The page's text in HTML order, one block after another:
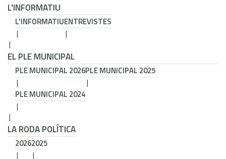
L'INFORMATIU
L'INFORMATIUENTREVISTES
EL PLE MUNICIPAL
PLE MUNICIPAL 2026PLE MUNICIPAL 2025
PLE MUNICIPAL 2024
LA RODA POLÍTICA
20262025